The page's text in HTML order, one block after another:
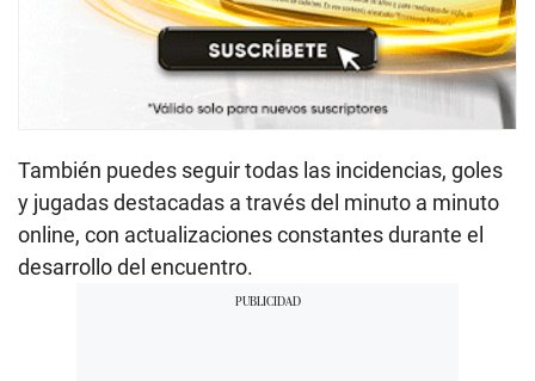
También puedes seguir todas las incidencias, goles
y jugadas destacadas a través del minuto a minuto
online, con actualizaciones constantes durante el
desarrollo del encuentro.